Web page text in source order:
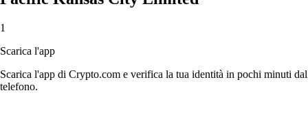
1
Scarica l'app
Scarica l'app di Crypto.com e verifica la tua identità in pochi minuti dal
telefono.